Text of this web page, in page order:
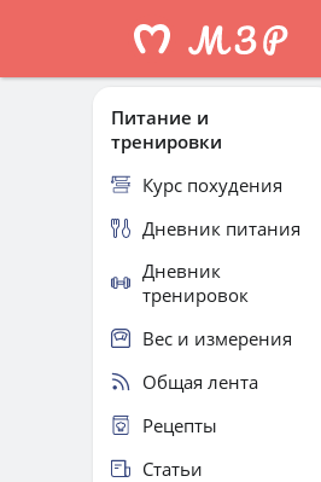
Питание и
тренировки
Курс похудения
Дневник питания
Дневник
тренировок
Вес и измерения
Общая лента
Рецепты
Статьи